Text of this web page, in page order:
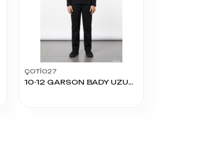
ÇOTİ027
10-12 GARSON BADY UZUN KOL